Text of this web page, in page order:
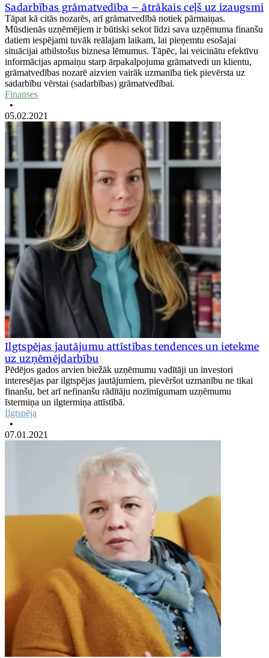
Sadarbības grāmatvedība – ātrākais ceļš uz izaugsmi
Tāpat kā citās nozarēs, arī grāmatvedībā notiek pārmaiņas.
Mūsdienās uzņēmējiem ir būtiski sekot līdzi sava uzņēmuma finanšu
datiem iespējami tuvāk reālajam laikam, lai pieņemtu esošajai
situācijai atbilstošus biznesa lēmumus. Tāpēc, lai veicinātu efektīvu
informācijas apmaiņu starp ārpakalpojuma grāmatvedi un klientu,
grāmatvedības nozarē aizvien vairāk uzmanība tiek pievērsta uz
sadarbību vērstai (sadarbības) grāmatvedībai.
Finanses
•
05.02.2021
Ilgtspējas jautājumu attīstības tendences un ietekme
uz uzņēmējdarbību
Pēdējos gados arvien biežāk uzņēmumu vadītāji un investori
interesējas par ilgtspējas jautājumiem, pievēršot uzmanību ne tikai
finanšu, bet arī nefinanšu rādītāju nozīmīgumam uzņēmumu
īstermiņa un ilgtermiņa attīstībā.
Ilgtspēja
•
07.01.2021